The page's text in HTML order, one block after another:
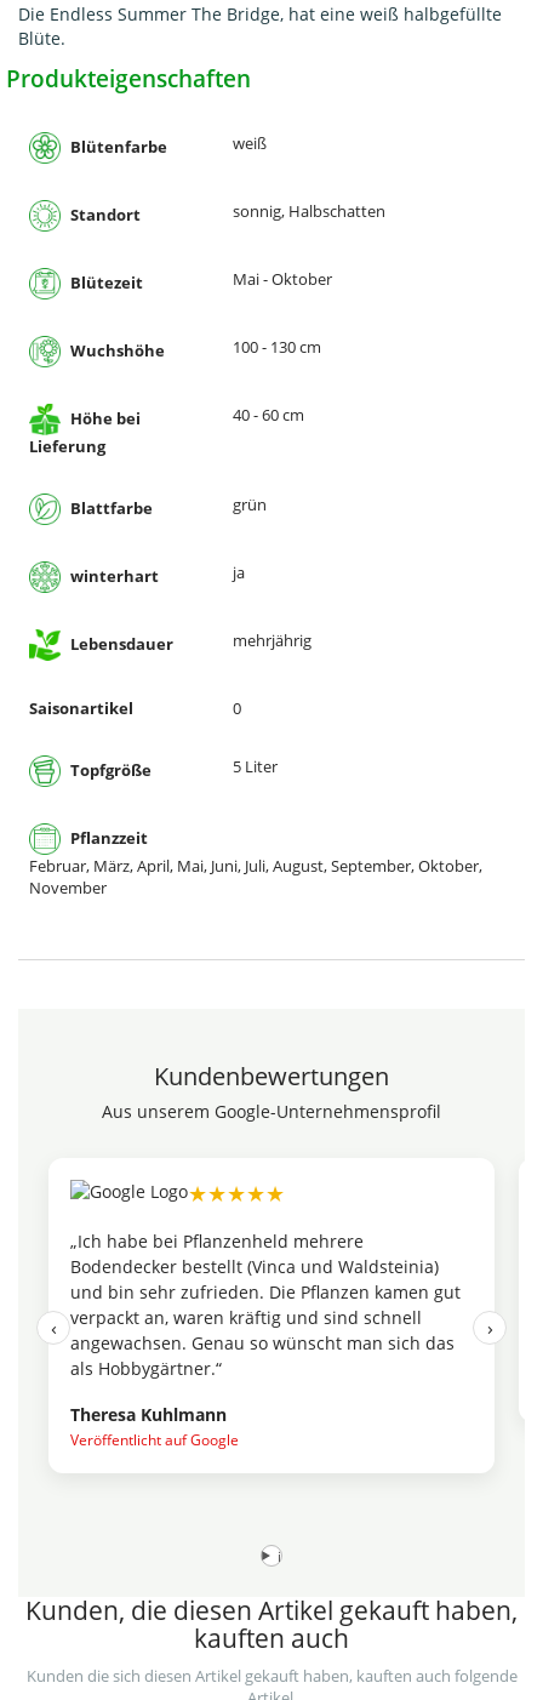
Die Endless Summer The Bridge, hat eine weiß halbgefüllte
Blüte.
Produkteigenschaften
Blütenfarbe weiß
Standort sonnig, Halbschatten
Blütezeit Mai - Oktober
Wuchshöhe 100 - 130 cm
Höhe bei
Lieferung
40 - 60 cm
Blattfarbe grün
winterhart ja
Lebensdauer mehrjährig
Saisonartikel 0
Topfgröße 5 Liter
Pflanzzeit
Februar, März, April, Mai, Juni, Juli, August, September, Oktober,
November
Kundenbewertungen
Aus unserem Google-Unternehmensprofil
★★★★★
„Ich habe bei Pflanzenheld mehrere
Bodendecker bestellt (Vinca und Waldsteinia)
und bin sehr zufrieden. Die Pflanzen kamen gut
verpackt an, waren kräftig und sind schnell
angewachsen. Genau so wünscht man sich das
als Hobbygärtner.“
Theresa Kuhlmann
Veröffentlicht auf Google
‹ ›
i
Kunden, die diesen Artikel gekauft haben,
kauften auch
Kunden die sich diesen Artikel gekauft haben, kauften auch folgende